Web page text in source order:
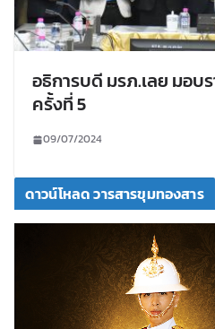
อธิการบดี มรภ.เลย มอบ
ครั้งที่ 5
09/07/2024
ดาวน์โหลด วารสารขุมทองสาร